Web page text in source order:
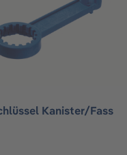
Kanister/Fass